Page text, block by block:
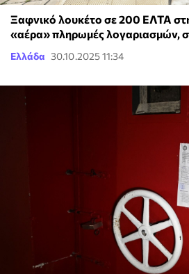
Ξαφνικό λουκέτο σε 200 ΕΛΤΑ
«αέρα» πληρωμές λογαριασμών,
Ελλάδα 30.10.2025 11:34